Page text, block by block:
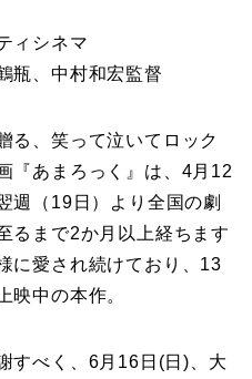
ィシネマ
瓶、中村和宏監督
る、笑って泣いてロック
『あまろっく』は、4月12
週（19日）より全国の劇
るまで2か月以上経ちます
に愛され続けており、13
映中の本作。
すべく、6月16日(日)、大